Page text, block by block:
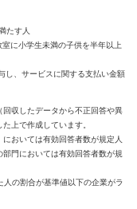
たす人
に小学生未満の子供を半年以上
し、サービスに関する支払い金額
収したデータから不正回答や異
上で作成しています。
おいては有効回答者数が規定人
門においては有効回答者数が規
の割合が基準値以下の企業がラ